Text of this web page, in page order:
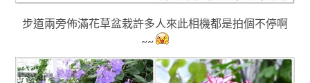
步道兩旁佈滿花草盆栽許多人來此相機都是拍個不停啊
~~